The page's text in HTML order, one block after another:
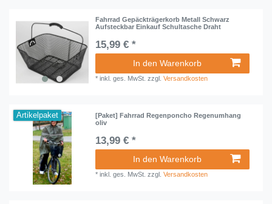
Fahrrad Gepäckträgerkorb Metall Schwarz
Aufsteckbar Einkauf Schultasche Draht
15,99 € *
In den Warenkorb
*inkl. ges. MwSt. zzgl.Versandkosten
Artikelpaket
[Paket] Fahrrad Regenponcho Regenumhang
oliv
13,99 € *
In den Warenkorb
*inkl. ges. MwSt. zzgl.Versandkosten